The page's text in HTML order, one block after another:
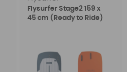
Flysurfer Stage2 159 x
45 cm (Ready to Ride)